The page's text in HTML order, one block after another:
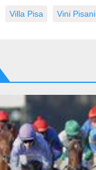
Villa Pisa Vini Pisani